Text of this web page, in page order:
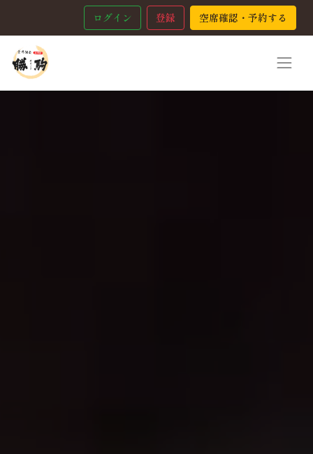
ログイン 登録 空席確認・予約する